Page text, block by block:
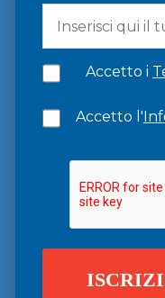
Accetto i
Accetto l'